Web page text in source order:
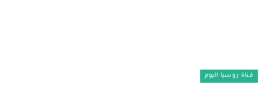
قناة روسيا اليوم